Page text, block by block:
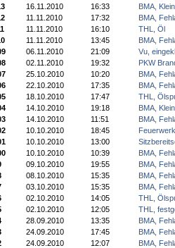
16.11.2010 16:33
BMA,
11.11.2010 17:32
BMA,
11.11.2010 16:10
THL, Öl
11.11.2010 13:45
BMA,
06.11.2010 21:09
Vu,
02.11.2010 19:32
PKW
25.10.2010 10:20
BMA,
22.10.2010 17:35
BMA,
18.10.2010 17:47
THL,
14.10.2010 19:18
BMA,
14.10.2010 11:51
BMA,
10.10.2010 18:45
Feuerwerk
10.10.2010 13:00
10.10.2010 10:39
BMA,
09.10.2010 19:55
BMA,
08.10.2010 15:35
BMA,
03.10.2010 15:35
BMA,
02.10.2010 14:05
THL,
02.10.2010 12:05
THL,
28.09.2010 13:35
BMA,
24.09.2010 17:45
BMA,
24.09.2010 12:07
BMA,